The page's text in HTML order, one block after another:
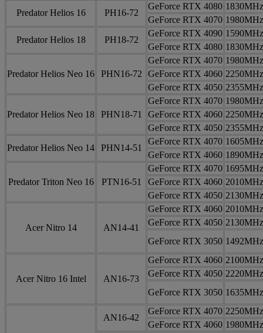
Predator Helios 16 PH16-72
GeForce RTX 4080 1830MHz
GeForce RTX 4070 1980MHz
Predator Helios 18
PH18-72
GeForce RTX 4090 1590MHz
GeForce RTX 4080 1830MHz
Predator Helios Neo 16 PHN16-72
GeForce RTX 4070 1980MHz
GeForce RTX 4060 2250MHz
GeForce RTX 4050 2355MHz
Predator Helios Neo 18 PHN18-71
GeForce RTX 4070 1980MHz
GeForce RTX 4060 2250MHz
GeForce RTX 4050 2355MHz
Predator Helios Neo 14
PHN14-51
GeForce RTX 4070 1605MHz
GeForce RTX 4060 1890MHz
Predator Triton Neo 16 PTN16-51
GeForce RTX 4070 1695MHz
GeForce RTX 4060 2010MHz
GeForce RTX 4050 2130MHz
Acer Nitro 14 AN14-41
GeForce RTX 4060 2010MHz
GeForce RTX 4050 2130MHz
GeForce RTX 3050 1492MHz
Acer Nitro 16 Intel AN16-73
GeForce RTX 4060 2100MHz
GeForce RTX 4050 2220MHz
GeForce RTX 3050 1635MHz
AN16-42
GeForce RTX 4070 2250MHz
GeForce RTX 4060 1980MHz